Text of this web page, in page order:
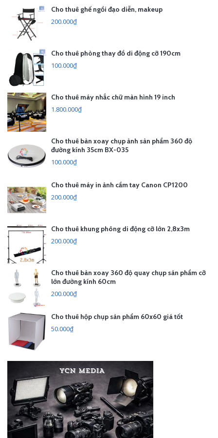
Cho thuê ghế ngồi đạo diễn, makeup
200.000₫
Cho thuê phòng thay đồ di động cỡ 190cm
100.000₫
Cho thuê máy nhắc chữ màn hình 19 inch
1.800.000₫
Cho thuê bàn xoay chụp ảnh sản phẩm 360 độ
đường kính 35cm BX-035
100.000₫
Cho thuê máy in ảnh cầm tay Canon CP1200
200.000₫
Cho thuê khung phông di động cỡ lớn 2,8x3m
200.000₫
Cho thuê bàn xoay 360 độ quay chụp sản phẩm cỡ
lớn đường kính 60cm
200.000₫
Cho thuê hộp chụp sản phẩm 60x60 giá tốt
50.000₫